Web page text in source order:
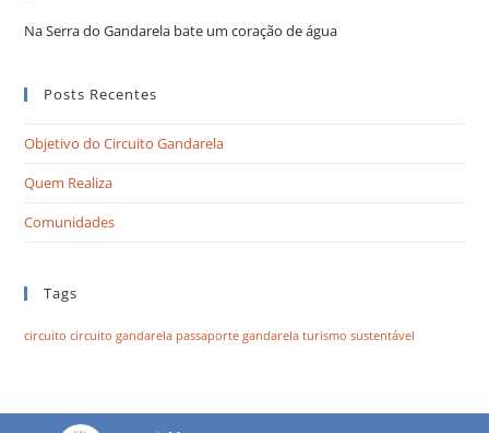
Na Serra do Gandarela bate um coração de água
Posts Recentes
Objetivo do Circuito Gandarela
Quem Realiza
Comunidades
Tags
circuito circuito gandarela passaporte gandarela turismo sustentável